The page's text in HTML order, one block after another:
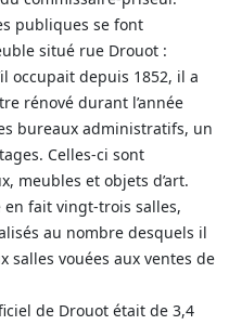
publiques se font
situé rue Drouot :
occupait depuis 1852, il a
rénové durant l’année
bureaux administratifs, un
Celles-ci sont
meubles et objets d’art.
en fait vingt-trois salles,
au nombre desquels il
salles vouées aux ventes de
de Drouot était de 3,4